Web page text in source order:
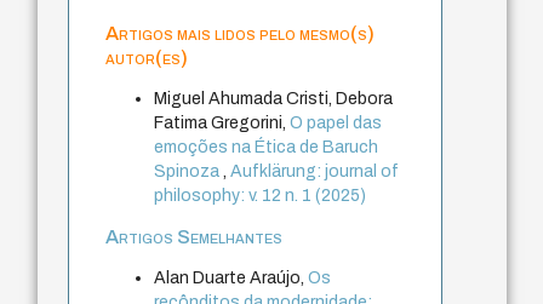
Artigos mais lidos pelo mesmo(s)
autor(es)
Miguel Ahumada Cristi, Debora
Fatima Gregorini,O papel das
emoções na Ética de Baruch
Spinoza,Aufklärung: journal of
philosophy: v. 12 n. 1 (2025)
Artigos Semelhantes
Alan Duarte Araújo,Os